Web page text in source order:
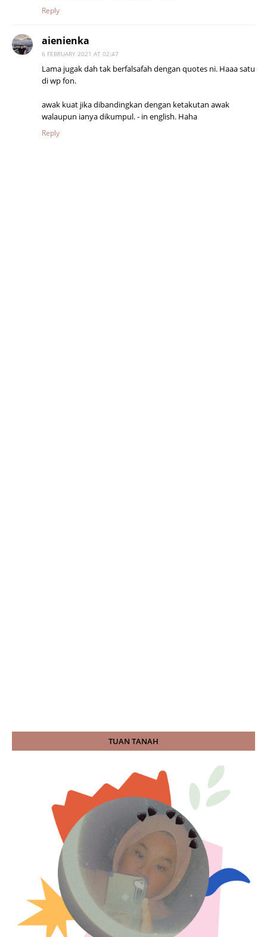
Reply
aienienka
6 FEBRUARY 2021 AT 02:47
Lama jugak dah tak berfalsafah dengan quotes ni. Haaa satu
di wp fon.
awak kuat jika dibandingkan dengan ketakutan awak
walaupun ianya dikumpul. - in english. Haha
Reply
TUAN TANAH